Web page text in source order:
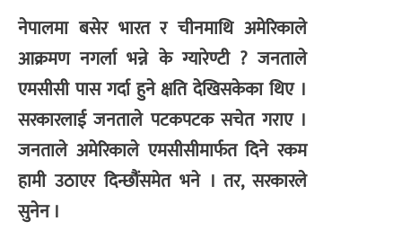
नेपालमा बसेर भारत र चीनमाथि अमेरिकाले
आक्रमण नगर्ला भन्ने के ग्यारेण्टी ? जनताले
एमसीसी पास गर्दा हुने क्षति देखिसकेका थिए ।
सरकारलाई जनताले पटकपटक सचेत गराए ।
जनताले अमेरिकाले एमसीसीमार्फत दिने रकम
हामी उठाएर दिन्छौंसमेत भने । तर, सरकारले
सुनेन ।